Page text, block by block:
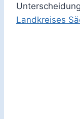
Landkreises